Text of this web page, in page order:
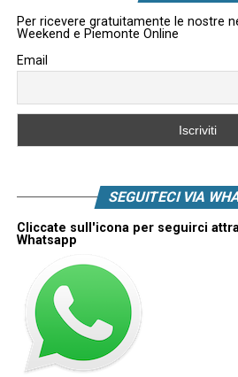
Per ricevere gratuitamente le nostre
Weekend e Piemonte Online
Email
SEGUITECI VIA
Cliccate sull'icona per seguirci
Whatsapp